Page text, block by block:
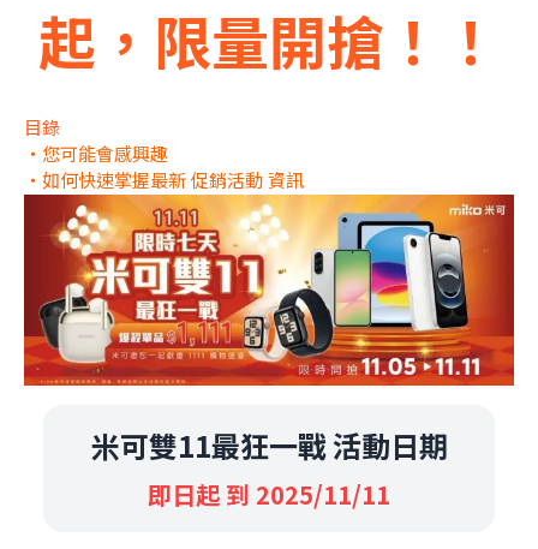
起，限量開搶！！
目錄
・您可能會感興趣
・如何快速掌握最新 促銷活動 資訊
米可雙11最狂一戰 活動日期
即日起 到 2025/11/11